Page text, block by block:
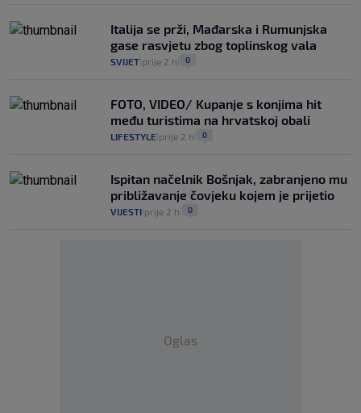
Italija se prži, Mađarska i Rumunjska
gase rasvjetu zbog toplinskog vala
SVIJET prije 2 h 0
FOTO, VIDEO/ Kupanje s konjima hit
među turistima na hrvatskoj obali
LIFESTYLE prije 2 h 0
Ispitan načelnik Bošnjak, zabranjeno mu
približavanje čovjeku kojem je prijetio
VIJESTI prije 2 h 0
Oglas